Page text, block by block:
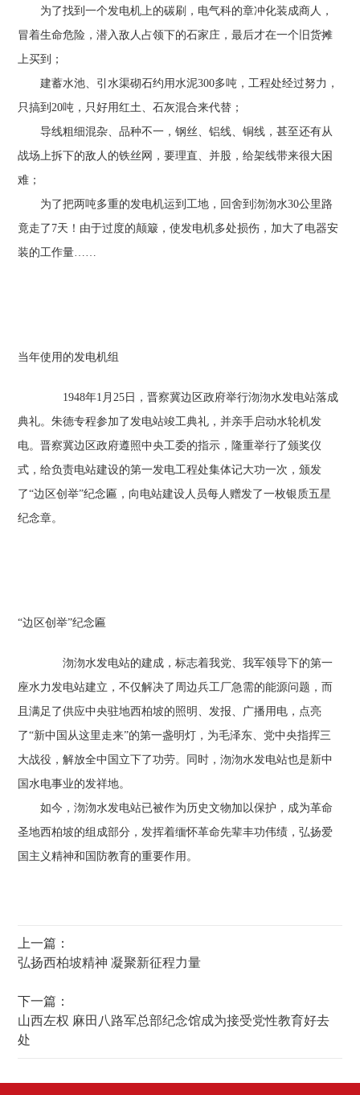
为了找到一个发电机上的碳刷，电气科的章冲化装成商人，
冒着生命危险，潜入敌人占领下的石家庄，最后才在一个旧货摊
上买到；
建蓄水池、引水渠砌石约用水泥300多吨，工程处经过努力，
只搞到20吨，只好用红土、石灰混合来代替；
导线粗细混杂、品种不一，钢丝、铝线、铜线，甚至还有从
战场上拆下的敌人的铁丝网，要理直、并股，给架线带来很大困
难；
为了把两吨多重的发电机运到工地，回舍到沕沕水30公里路
竟走了7天！由于过度的颠簸，使发电机多处损伤，加大了电器安
装的工作量……
当年使用的发电机组
1948年1月25日，晋察冀边区政府举行沕沕水发电站落成
典礼。朱德专程参加了发电站竣工典礼，并亲手启动水轮机发
电。晋察冀边区政府遵照中央工委的指示，隆重举行了颁奖仪
式，给负责电站建设的第一发电工程处集体记大功一次，颁发
了“边区创举”纪念匾，向电站建设人员每人赠发了一枚银质五星
纪念章。
“边区创举”纪念匾
沕沕水发电站的建成，标志着我党、我军领导下的第一
座水力发电站建立，不仅解决了周边兵工厂急需的能源问题，而
且满足了供应中央驻地西柏坡的照明、发报、广播用电，点亮
了“新中国从这里走来”的第一盏明灯，为毛泽东、党中央指挥三
大战役，解放全中国立下了功劳。同时，沕沕水发电站也是新中
国水电事业的发祥地。
如今，沕沕水发电站已被作为历史文物加以保护，成为革命
圣地西柏坡的组成部分，发挥着缅怀革命先辈丰功伟绩，弘扬爱
国主义精神和国防教育的重要作用。
上一篇：
弘扬西柏坡精神 凝聚新征程力量
下一篇：
山西左权 麻田八路军总部纪念馆成为接受党性教育好去
处